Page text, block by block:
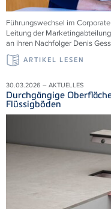
Führungswechsel im
Leitung der
an ihren Nachfolger Denis
ARTIKEL LESEN
30.03.2026 – AKTUELLES
Durchgängige
Flüssigböden